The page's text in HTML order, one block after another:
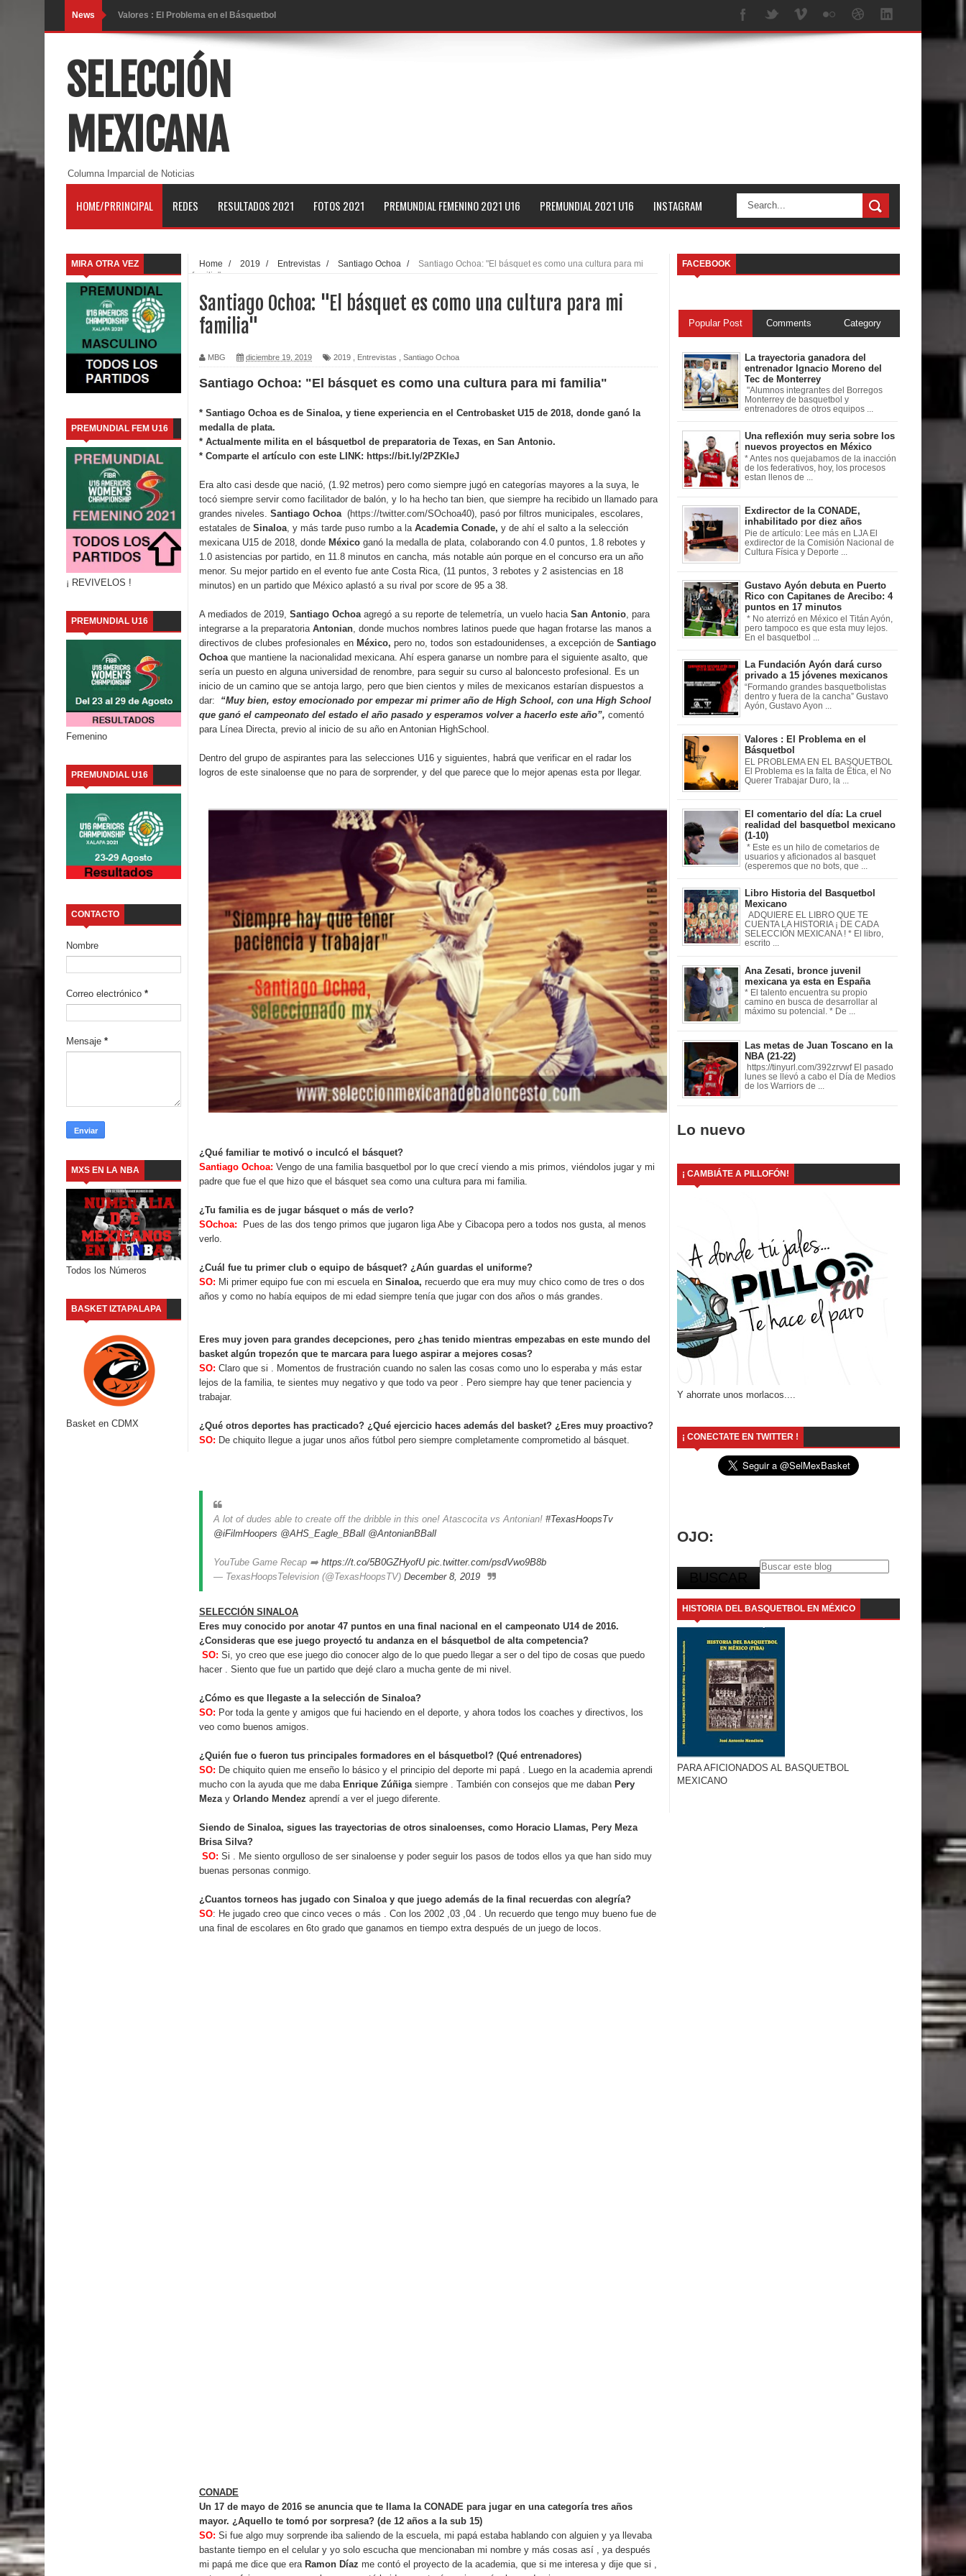
News Valores : El Problema en el Básquetbol
Reflexión: "Soy profesor de educación física"
Trayectoria de Manuel Raga, el máximo exponente azteca
Las metas de Juan Toscano en la NBA (21-22)
La trayectoria ganadora del entrenador Ignacio Moreno del Tec de Monterrey
Juan Anderson: "Stephen Curry es el mejor jugador de la NBA"
La liga femenil de baloncesto de Chihuahua tendrá 7 equipos en 2021
Gustavo Ayón debuta en Puerto Rico con Capitanes de Arecibo: 4 puntos en 17 minutos
Consideran que hay fuga de talentos en Hidalgo
El equipo campeón 3x3 nacional u18 ¡Conocélas!
Una reflexión de las tantas que hay en el basquetbol mexicano
La larga lista de 20 colaboradores en la selección u16, bronce en el premundial 2021
PreMundial u16 2021 : Revive todos los partidos
México ya tiene rivales para la Copa del Mundo 2023
La LNBP será la primer liga 100% vacunada
Chiapas: Entrenadora Diana Amezcua renuncia a Ademeba Chiapas
Adriana Ramírez, una mujer entregada al básquetbol
SELECCIÓN
MEXICANA
Columna Imparcial de Noticias
HOME/PRRINCIPAL REDES RESULTADOS 2021 FOTOS 2021 PREMUNDIAL FEMENINO 2021 U16 PREMUNDIAL 2021 U16 INSTAGRAM
MIRA OTRA VEZ
PREMUNDIAL FEM U16
¡ REVIVELOS !
PREMUNDIAL U16
Femenino
PREMUNDIAL U16
CONTACTO
Nombre
Correo electrónico *
Mensaje *
MXS EN LA NBA
Todos los Números
BASKET IZTAPALAPA
Basket en CDMX
Home / 2019 / Entrevistas / Santiago Ochoa /
Santiago Ochoa: "El básquet es como una cultura para mi
familia"
Santiago Ochoa: "El básquet es como una cultura para mi
familia"
MBG diciembre 19, 2019 2019 Entrevistas Santiago Ochoa
Santiago Ochoa: "El básquet es como una cultura para mi familia"
* Santiago Ochoa es de Sinaloa, y tiene experiencia en el Centrobasket U15 de 2018, donde ganó la
medalla de plata.
* Actualmente milita en el básquetbol de preparatoria de Texas, en San Antonio.
* Comparte el artículo con este LINK: https://bit.ly/2PZKIeJ
Era alto casi desde que nació, (1.92 metros) pero como siempre jugó en categorías mayores a la suya, le
tocó siempre servir como facilitador de balón, y lo ha hecho tan bien, que siempre ha recibido un llamado para
grandes niveles. Santiago Ochoa (https://twitter.com/SOchoa40), pasó por filtros municipales, escolares,
estatales de Sinaloa, y más tarde puso rumbo a la Academia Conade, y de ahí el salto a la selección
mexicana U15 de 2018, donde México ganó la medalla de plata, colaborando con 4.0 puntos, 1.8 rebotes y
1.0 asistencias por partido, en 11.8 minutos en cancha, más notable aún porque en el concurso era un año
menor. Su mejor partido en el evento fue ante Costa Rica, (11 puntos, 3 rebotes y 2 asistencias en 18
minutos) en un partido que México aplastó a su rival por score de 95 a 38.
A mediados de 2019, Santiago Ochoaagregó a su reporte de telemetría, un vuelo haciaSan Antonio, para
integrarse a la preparatoriaAntonian, donde muchos nombres latinos puede que hagan frotarse las manos a
directivos de clubes profesionales en México, pero no, todos son estadounidenses, a excepción de Santiago
Ochoaque mantiene la nacionalidad mexicana. Ahí espera ganarse un nombre para el siguiente asalto, que
sería un puesto en alguna universidad de renombre, para seguir su curso al baloncesto profesional. Es un
inicio de un camino que se antoja largo, pero que bien cientos y miles de mexicanos estarían dispuestos a
dar:
“Muy bien, estoy emocionado por empezar mi primer año de High School, con una High School
que ganó el campeonato del estado el año pasado y esperamos volver a hacerlo este año”, comentó
paraLínea Directa, previo al inicio de su año en Antonian HighSchool.
Dentro del grupo de aspirantes para las selecciones U16 y siguientes, habrá que verificar en el radar los
logros de este sinaloense que no para de sorprender, y del que parece que lo mejor apenas esta por llegar.
¿Qué familiar te motivó o inculcó el básquet?
Santiago Ochoa: Vengo de una familia basquetbol por lo que crecí viendo a mis primos, viéndolos jugar y mi
padre que fue el que hizo que el básquet sea como una cultura para mi familia.
¿Tu familia es de jugar básquet o más de verlo?
SOchoa:
Pues de las dos tengo primos que jugaron liga Abe y Cibacopa pero a todos nos gusta, al menos
verlo.
¿Cuál fue tu primer club o equipo de básquet? ¿Aún guardas el uniforme?
SO: Mi primer equipo fue con mi escuela en Sinaloa, recuerdo que era muy muy chico como de tres o dos
años y como no había equipos de mi edad siempre tenía que jugar con dos años o más grandes.
Eres muy joven para grandes decepciones, pero ¿has tenido mientras empezabas en este mundo del
basket algún tropezón que te marcara para luego aspirar a mejores cosas?
SO: Claro que si . Momentos de frustración cuando no salen las cosas como uno lo esperaba y más estar
lejos de la familia, te sientes muy negativo y que todo va peor . Pero siempre hay que tener paciencia y
trabajar.
¿Qué otros deportes has practicado? ¿Qué ejercicio haces además del basket? ¿Eres muy proactivo?
SO: De chiquito llegue a jugar unos años fútbol pero siempre completamente comprometido al básquet.
A lot of dudes able to create off the dribble in this one! Atascocita vs Antonian! #TexasHoopsTv
@iFilmHoopers @AHS_Eagle_BBall @AntonianBBall
YouTube Game Recap ➡️ https://t.co/5B0GZHyofU pic.twitter.com/psdVwo9B8b
— TexasHoopsTelevision (@TexasHoopsTV) December 8, 2019
SELECCIÓN SINALOA
Eres muy conocido por anotar 47 puntos en una final nacional en el campeonato U14 de 2016.
¿Consideras que ese juego proyectó tu andanza en el básquetbol de alta competencia?
SO: Si, yo creo que ese juego dio conocer algo de lo que puedo llegar a ser o del tipo de cosas que puedo
hacer . Siento que fue un partido que dejé claro a mucha gente de mi nivel.
¿Cómo es que llegaste a la selección de Sinaloa?
SO: Por toda la gente y amigos que fui haciendo en el deporte, y ahora todos los coaches y directivos, los
veo como buenos amigos.
¿Quién fue o fueron tus principales formadores en el básquetbol? (Qué entrenadores)
SO: De chiquito quien me enseño lo básico y el principio del deporte mi papá . Luego en la academia aprendi
mucho con la ayuda que me daba Enrique Zúñigasiempre . También con consejos que me daban Pery
Meza y Orlando Mendez aprendí a ver el juego diferente.
Siendo de Sinaloa, sigues las trayectorias de otros sinaloenses, como Horacio Llamas, Pery Meza
Brisa Silva?
SO: Si . Me siento orgulloso de ser sinaloense y poder seguir los pasos de todos ellos ya que han sido muy
buenas personas conmigo.
¿Cuantos torneos has jugado con Sinaloa y que juego además de la final recuerdas con alegría?
SO: He jugado creo que cinco veces o más . Con los 2002 ,03 ,04 . Un recuerdo que tengo muy bueno fue de
una final de escolares en 6to grado que ganamos en tiempo extra después de un juego de locos.
CONADE
Un 17 de mayo de 2016 se anuncia que te llama la CONADE para jugar en una categoría tres años
mayor. ¿Aquello te tomó por sorpresa? (de 12 años a la sub 15)
SO: Si fue algo muy sorprende iba saliendo de la escuela, mi papá estaba hablando con alguien y ya llevaba
bastante tiempo en el celular y yo solo escucha que mencionaban mi nombre y más cosas así , ya después
mi papá me dice que era Ramon Díaz me contó el proyecto de la academia, que si me interesa y dije que si ,
FACEBOOK
Popular Post Comments Category
La trayectoria ganadora del
entrenador Ignacio Moreno del
Tec de Monterrey
"Alumnos integrantes del Borregos
Monterrey de basquetbol y
entrenadores de otros equipos ...
Una reflexión muy seria sobre los
nuevos proyectos en México
* Antes nos quejabamos de la inacción
de los federativos, hoy, los procesos
estan llenos de ...
Exdirector de la CONADE,
inhabilitado por diez años
Pie de artículo: Lee más en LJA El
exdirector de la Comisión Nacional de
Cultura Física y Deporte ...
Gustavo Ayón debuta en Puerto
Rico con Capitanes de Arecibo: 4
puntos en 17 minutos
* No aterrizó en México el Titán Ayón,
pero tampoco es que esta muy lejos.
En el basquetbol ...
La Fundación Ayón dará curso
privado a 15 jóvenes mexicanos
“Formando grandes basquetbolistas
dentro y fuera de la cancha” Gustavo
Ayón, Gustavo Ayon ...
Valores : El Problema en el
Básquetbol
EL PROBLEMA EN EL BASQUETBOL
El Problema es la falta de Ética, el No
Querer Trabajar Duro, la ...
El comentario del día: La cruel
realidad del basquetbol mexicano
(1-10)
* Este es un hilo de cometarios de
usuarios y aficionados al basquet
(esperemos que no bots, que ...
Libro Historia del Basquetbol
Mexicano
ADQUIERE EL LIBRO QUE TE
CUENTA LA HISTORIA ¡ DE CADA
SELECCIÓN MEXICANA ! * El libro,
escrito ...
Ana Zesati, bronce juvenil
mexicana ya esta en España
* El talento encuentra su propio
camino en busca de desarrollar al
máximo su potencial. * De ...
Las metas de Juan Toscano en la
NBA (21-22)
https://tinyurl.com/392zrvwf El pasado
lunes se llevó a cabo el Día de Medios
de los Warriors de ...
Lo nuevo
¡ CAMBIÁTE A PILLOFÓN!
Y ahorrate unos morlacos....
¡ CONECTATE EN TWITTER !
OJO:
HISTORIA DEL BASQUETBOL EN MÉXICO
PARA AFICIONADOS AL BASQUETBOL
MEXICANO